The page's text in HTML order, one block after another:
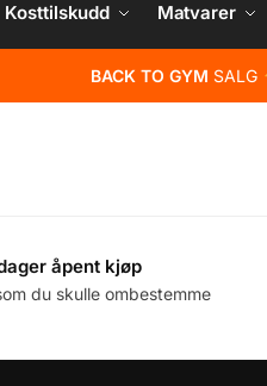
Kosttilskudd Matvarer
BACK TO GYM SALG
åpent kjøp
du skulle ombestemme